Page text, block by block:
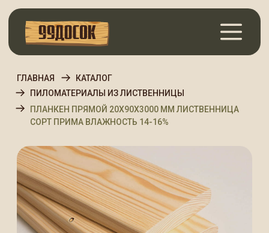
ПЛАНКЕН ПРЯМОЙ 20Х90Х3000 ММ ЛИСТВЕННИЦА
КАТАЛОГ
ГЛАВНАЯ